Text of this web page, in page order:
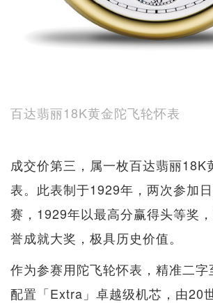
百达翡丽18K黄金陀飞轮怀表
成交价第三，属一枚百达翡丽18K
表。此表制于1929年，两次参加
赛，1929年以最高分赢得头等奖
誉成就大奖，极具历史价值。
作为参赛用陀飞轮怀表，精准二
配置「Extra」卓越级机芯，由20